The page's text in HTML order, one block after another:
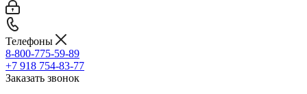
Телефоны
8-800-775-59-89
+7 918 754-83-77
Заказать звонок